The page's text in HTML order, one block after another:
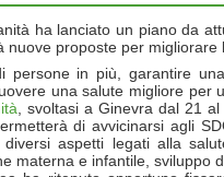
ha lanciato un piano da
proposte per migliorare
in più, garantire
una salute migliore per
, svoltasi a Ginevra dal 21
di avvicinarsi agli
aspetti legati alla
materna e infantile, sviluppo